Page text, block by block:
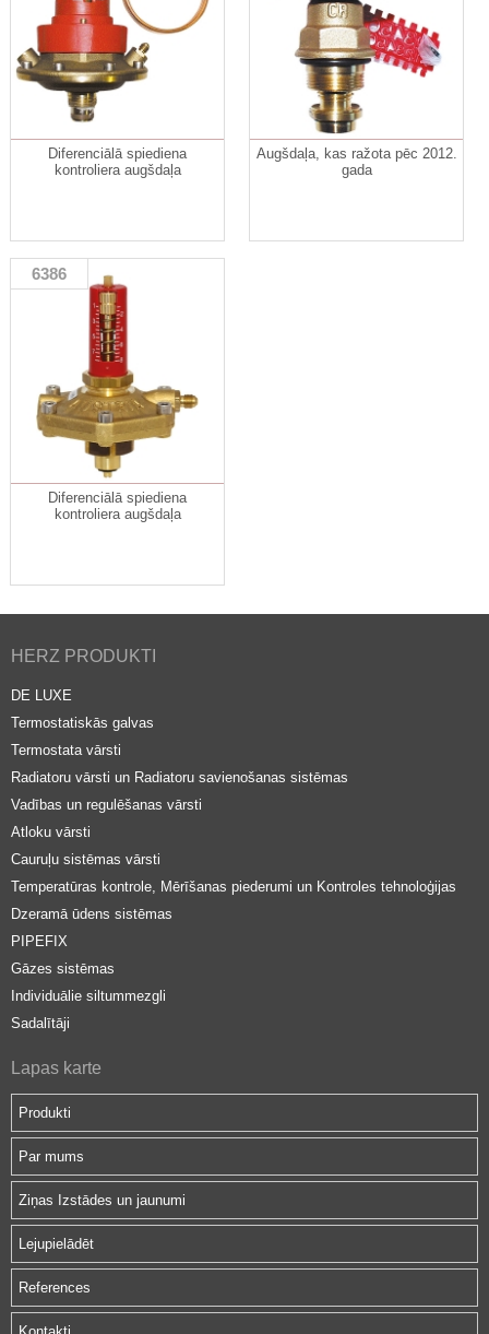
Diferenciālā spiediena
kontroliera augšdaļa
Augšdaļa, kas ražota pēc 2012.
gada
6386
Diferenciālā spiediena
kontroliera augšdaļa
HERZ PRODUKTI
DE LUXE
Termostatiskās galvas
Termostata vārsti
Radiatoru vārsti un Radiatoru savienošanas sistēmas
Vadības un regulēšanas vārsti
Atloku vārsti
Cauruļu sistēmas vārsti
Temperatūras kontrole, Mērīšanas piederumi un Kontroles tehnoloģijas
Dzeramā ūdens sistēmas
PIPEFIX
Gāzes sistēmas
Individuālie siltummezgli
Sadalītāji
Lapas karte
Produkti
Par mums
Ziņas Izstādes un jaunumi
Lejupielādēt
References